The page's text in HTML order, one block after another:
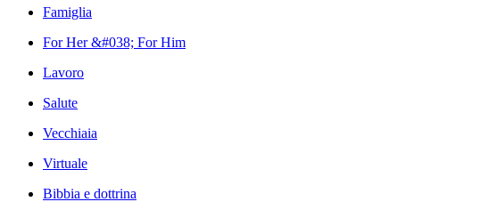
Famiglia
For Her &#038; For Him
Lavoro
Salute
Vecchiaia
Virtuale
Bibbia e dottrina